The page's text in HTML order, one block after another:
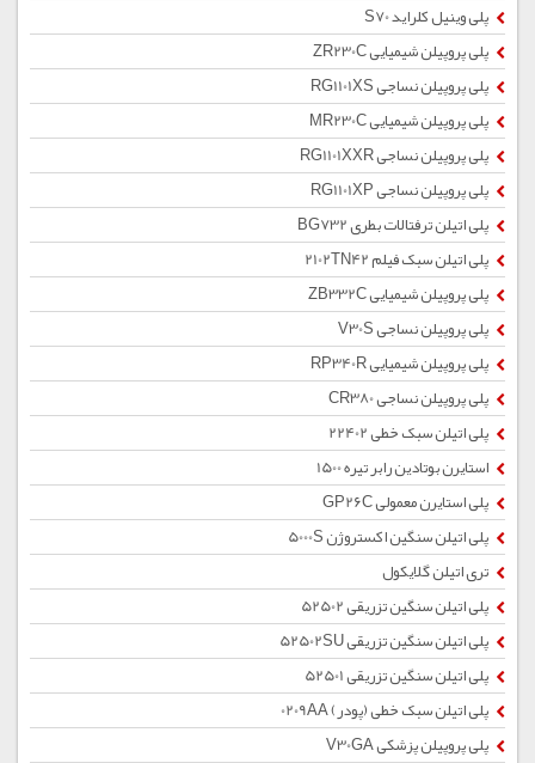
پلی وینیل کلراید S70
پلی پروپیلن شیمیایی ZR230C
پلی پروپیلن نساجی RG1101XS
پلی پروپیلن شیمیایی MR230C
پلی پروپیلن نساجی RG1101XXR
پلی پروپیلن نساجی RG1101XP
پلی اتیلن ترفتالات بطری BG732
پلی اتیلن سبک فیلم 2102TN42
پلی پروپیلن شیمیایی ZB332C
پلی پروپیلن نساجی V30S
پلی پروپیلن شیمیایی RP340R
پلی پروپیلن نساجی CR380
پلی اتیلن سبک خطی 22402
استایرن بوتادین رابر تیره 1500
پلی استایرن معمولی GP26C
پلی اتیلن سنگین اکستروژن 5000S
تری اتیلن گلایکول
پلی اتیلن سنگین تزریقی 52502
پلی اتیلن سنگین تزریقی 52502SU
پلی اتیلن سنگین تزریقی 52501
پلی اتیلن سبک خطی (پودر) 0209AA
پلی پروپیلن پزشکی V30GA